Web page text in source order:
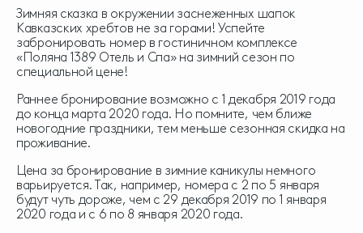
Зимняя сказка в окружении заснеженных шапок
Кавказских хребтов не за горами! Успейте
забронировать номер в гостиничном комплексе
«Поляна 1389 Отель и Спа» на зимний сезон по
специальной цене!
Раннее бронирование возможно с 1 декабря 2019 года
до конца марта 2020 года. Но помните, чем ближе
новогодние праздники, тем меньше сезонная скидка на
проживание.
Цена за бронирование в зимние каникулы немного
варьируется. Так, например, номера с 2 по 5 января
будут чуть дороже, чем с 29 декабря 2019 по 1 января
2020 года и с 6 по 8 января 2020 года.